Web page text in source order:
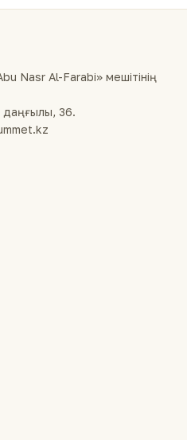
Nasr Al-Farabi» мешітінің
даңғылы, 36.